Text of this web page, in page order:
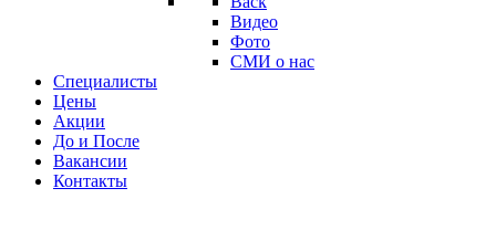
Видео
Фото
СМИ о нас
Специалисты
Цены
Акции
До и После
Вакансии
Контакты